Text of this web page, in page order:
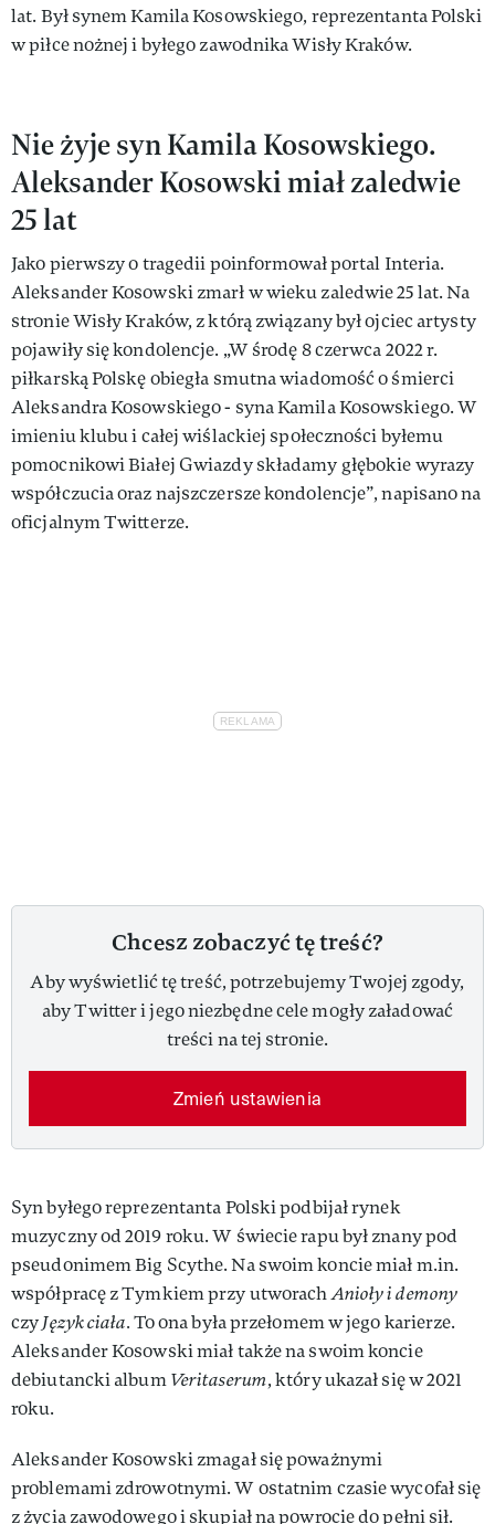
lat. Był synem Kamila Kosowskiego, reprezentanta Polski
w piłce nożnej i byłego zawodnika Wisły Kraków.
Nie żyje syn Kamila Kosowskiego.
Aleksander Kosowski miał zaledwie
25 lat
Jako pierwszy o tragedii poinformował portal Interia.
Aleksander Kosowski zmarł w wieku zaledwie 25 lat. Na
stronie Wisły Kraków, z którą związany był ojciec artysty
pojawiły się kondolencje. „W środę 8 czerwca 2022 r.
piłkarską Polskę obiegła smutna wiadomość o śmierci
Aleksandra Kosowskiego - syna Kamila Kosowskiego. W
imieniu klubu i całej wiślackiej społeczności byłemu
pomocnikowi Białej Gwiazdy składamy głębokie wyrazy
współczucia oraz najszczersze kondolencje”, napisano na
oficjalnym Twitterze.
Chcesz zobaczyć tę treść?
Aby wyświetlić tę treść, potrzebujemy Twojej zgody,
aby Twitter i jego niezbędne cele mogły załadować
treści na tej stronie.
Zmień ustawienia
Syn byłego reprezentanta Polski podbijał rynek
muzyczny od 2019 roku. W świecie rapu był znany pod
pseudonimem Big Scythe. Na swoim koncie miał m.in.
współpracę z Tymkiem przy utworachAnioły i demony
czyJęzyk ciała.To ona była przełomem w jego karierze.
Aleksander Kosowski miał także na swoim koncie
debiutancki albumVeritaserum, który ukazał się w 2021
roku.
Aleksander Kosowski zmagał się poważnymi
problemami zdrowotnymi. W ostatnim czasie wycofał się
z życia zawodowego i skupiał na powrocie do pełni sił.